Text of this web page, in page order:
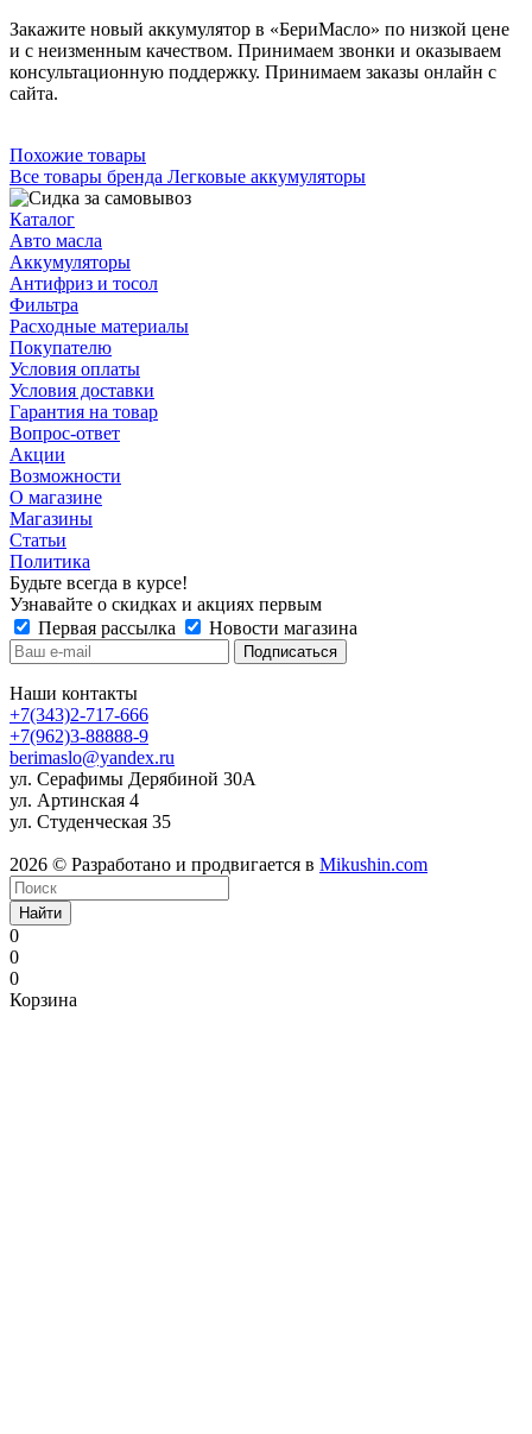
Закажите новый аккумулятор в «БериМасло» по низкой цене
и с неизменным качеством. Принимаем звонки и оказываем
консультационную поддержку. Принимаем заказы онлайн с
сайта.
Похожие товары
Все товары бренда Легковые аккумуляторы
Каталог
Авто масла
Аккумуляторы
Антифриз и тосол
Фильтра
Расходные материалы
Покупателю
Условия оплаты
Условия доставки
Гарантия на товар
Вопрос-ответ
Акции
Возможности
О магазине
Магазины
Статьи
Политика
Будьте всегда в курсе!
Узнавайте о скидках и акциях первым
Первая рассылка
Новости магазина
Наши контакты
+7(343)2-717-666
+7(962)3-88888-9
berimaslo@yandex.ru
ул. Серафимы Дерябиной 30А
ул. Артинская 4
ул. Студенческая 35
2026 © Разработано и продвигается в Mikushin.com
Найти
0
0
0
Корзина